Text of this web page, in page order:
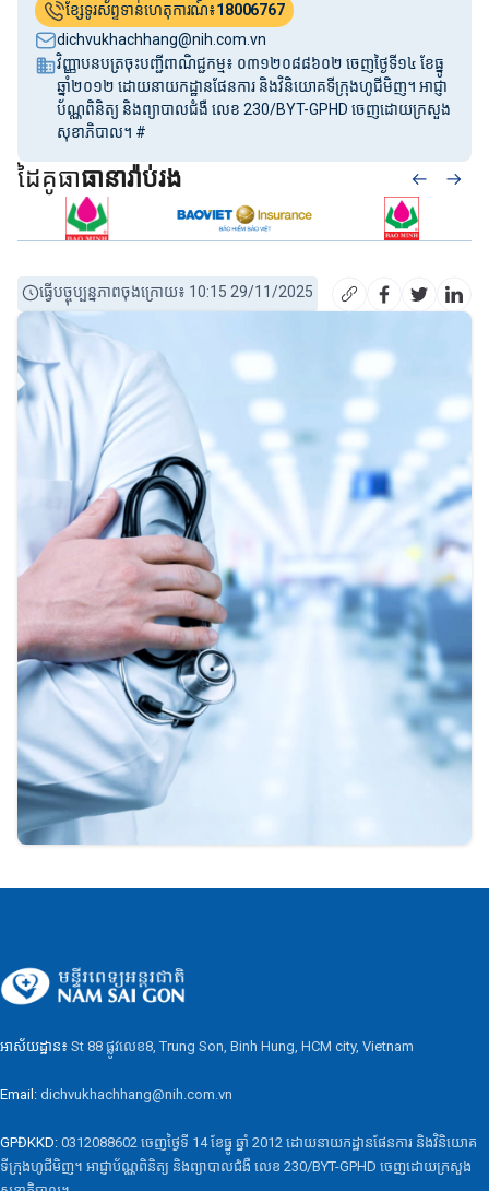
ខ្សែទូរស័ព្ទទាន់ហេតុការណ៍៖18006767
dichvukhachhang@nih.com.vn
វិញ្ញាបនបត្រចុះបញ្ជីពាណិជ្ជកម្ម៖ ០៣១២០៨៨៦០២ ចេញថ្ងៃទី១៤ ខែធ្នូ
ឆ្នាំ២០១២ ដោយនាយកដ្ឋានផែនការ និងវិនិយោគទីក្រុងហូជីមិញ។ អាជ្ញា
ប័ណ្ណពិនិត្យ និងព្យាបាលជំងឺ លេខ 230/BYT-GPHD ចេញដោយក្រសួង
សុខាភិបាល។ #
ដៃគូធាធានារ៉ាប់រង
ធ្វើបច្ចុប្បន្នភាពចុងក្រោយ៖ 10:15 29/11/2025
អាស័យដ្ឋាន៖ St 88 ផ្លូវលេខ8, Trung Son, Binh Hung, HCM city, Vietnam
Email: dichvukhachhang@nih.com.vn
GPĐKKD: 0312088602 ចេញថ្ងៃទី 14 ខែធ្នូ ឆ្នាំ 2012 ដោយនាយកដ្ឋានផែនការ និងវិនិយោគ
ទីក្រុងហូជីមិញ។ អាជ្ញាប័ណ្ណពិនិត្យ និងព្យាបាលជំងឺ លេខ 230/BYT-GPHD ចេញដោយក្រសួង